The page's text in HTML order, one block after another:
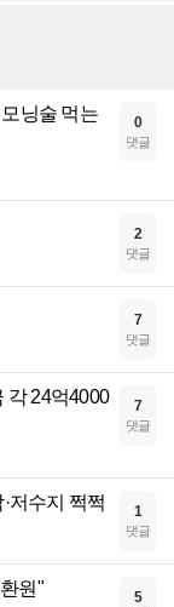
닝술 먹는
0
댓글
2
댓글
7
댓글
각 24억4000
7
댓글
저수지 쩍쩍 1
댓글
원" 5